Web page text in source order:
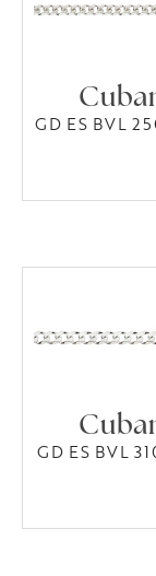
GD ES BVL
GD ES BVL